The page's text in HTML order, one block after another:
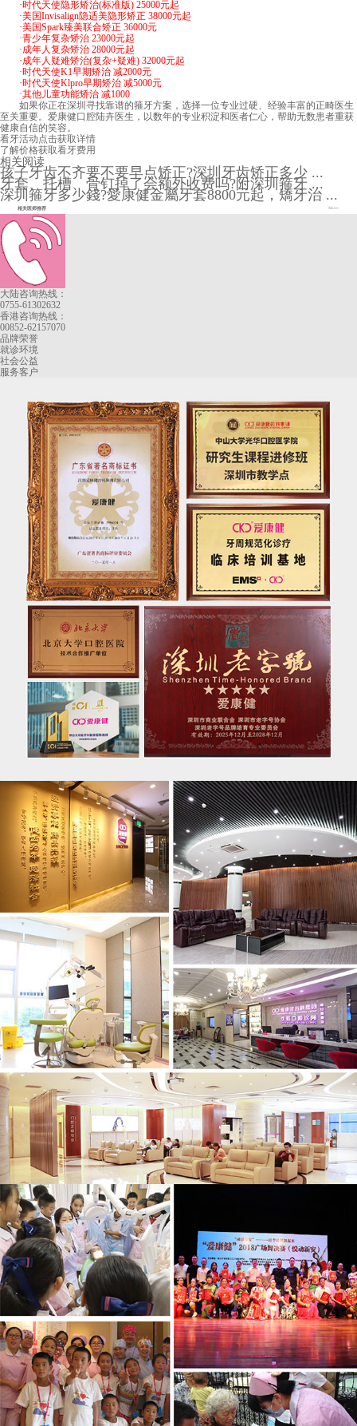
·时代天使隐形矫治(标准版) 25000元起
·美国Invisalign隐适美隐形矫正 38000元起
·美国Spark臻美联合矫正 36000元
·青少年复杂矫治 23000元起
·成年人复杂矫治 28000元起
·成年人疑难矫治(复杂+疑难) 32000元起
·时代天使K1早期矫治 减2000元
·时代天使Klpro早期矫治 减5000元
·其他儿童功能矫治 减1000
如果你正在深圳寻找靠谱的箍牙方案，选择一位专业过硬、经验丰富的正畸医生
至关重要。爱康健口腔陆卉医生，以数年的专业积淀和医者仁心，帮助无数患者重获
健康自信的笑容。
看牙活动点击获取详情
了解价格获取看牙费用
相关阅读
孩子牙齿不齐要不要早点矫正?深圳牙齿矫正多少 ...
牙套、托槽、骨钉掉了会额外收费吗?附深圳箍牙 ...
深圳箍牙多少錢?愛康健金屬牙套8800元起，矯牙治 ...
相关医师推荐 More+
大陆咨询热线：
0755-61302632
香港咨询热线：
00852-62157070
品牌荣誉
就诊环境
社会公益
服务客户